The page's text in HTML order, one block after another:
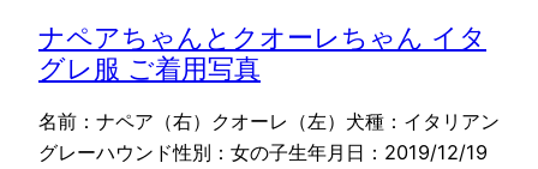
ナペアちゃんとクオーレちゃん イタ
グレ服 ご着用写真
名前：ナペア（右）クオーレ（左）犬種：イタリアン
グレーハウンド性別：女の子生年月日：2019/12/19